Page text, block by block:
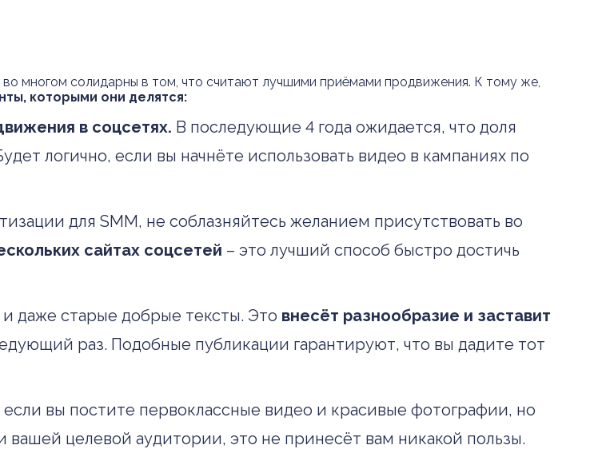
многом солидарны в том, что считают лучшими приёмами продвижения. К тому же,
которыми они делятся:
в соцсетях. В последующие 4 года ожидается, что доля
логично, если вы начнёте использовать видео в кампаниях по
для SMM, не соблазняйтесь желанием присутствовать во
сайтах соцсетей – это лучший способ быстро достичь
даже старые добрые тексты. Это внесёт разнообразие и заставит
раз. Подобные публикации гарантируют, что вы дадите тот
вы постите первоклассные видео и красивые фотографии, но
целевой аудитории, это не принесёт вам никакой пользы.